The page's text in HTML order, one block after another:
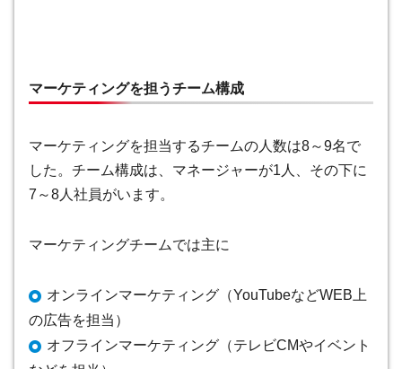
マーケティングを担うチーム構成
マーケティングを担当するチームの人数は8～9名で
した。チーム構成は、マネージャーが1人、その下に
7～8人社員がいます。
マーケティングチームでは主に
オンラインマーケティング（YouTubeなどWEB上
の広告を担当）
オフラインマーケティング（テレビCMやイベント